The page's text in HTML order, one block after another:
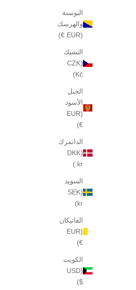
البوسنة
والهرسك
(EUR €)
التشيك
(CZK
Kč)
الجبل
الأسود
(EUR
€)
الدانمرك
(DKK
kr.)
السويد
(SEK
kr)
الفاتيكان
(EUR
€)
الكويت
(USD
$)
عينة من عطر مونسيو دادا 18، 2 مل
السعر بعد الخصم